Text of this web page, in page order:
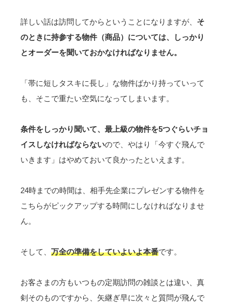
詳しい話は訪問してからということになりますが、 そ
のときに持参する物件（商品）については、しっかり
とオーダーを聞いておかなければなりません。
「帯に短しタスキに長し」な物件ばかり持っていって
も、そこで重たい空気になってしまいます。
条件をしっかり聞いて、最上級の物件を5つぐらいチョ
イスしなければならないので、やはり「今すぐ飛んで
いきます」はやめておいて良かったといえます。
24時までの時間は、相手先企業にプレゼンする物件を
こちらがピックアップする時間にしなければなりませ
ん。
そして、 万全の準備をしていよいよ本番です。
お客さまの方もいつもの定期訪問の雑談とは違い、真
剣そのものですから、矢継ぎ早に次々と質問が飛んで